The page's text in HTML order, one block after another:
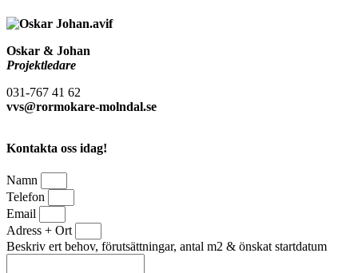
Oskar & Johan
Projektledare
031-767 41 62
vvs@rormokare-molndal.se
Kontakta oss idag!
Namn
Telefon
Email
Adress + Ort
Beskriv ert behov, förutsättningar, antal m2 & önskat startdatum